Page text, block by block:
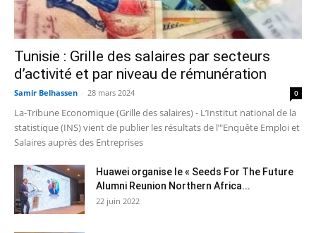
Tunisie : Grille des salaires par secteurs
d’activité et par niveau de rémunération
Samir Belhassen - 28 mars 2024 0
La-Tribune Economique (Grille des salaires) - L’Institut national de la
statistique (INS) vient de publier les résultats de l’"Enquête Emploi et
Salaires auprès des Entreprises
Huawei organise le « Seeds For The Future
Alumni Reunion Northern Africa...
22 juin 2022